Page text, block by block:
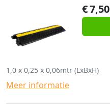
€7,50
1,0 x 0,25 x 0,06mtr (LxBxH)
Meer informatie